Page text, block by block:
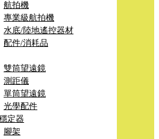
航拍機
專業級航拍機
水底/陸地遙控器材
配件/消耗品
雙筒望遠鏡
測距儀
單筒望遠鏡
光學配件
定器
腳架